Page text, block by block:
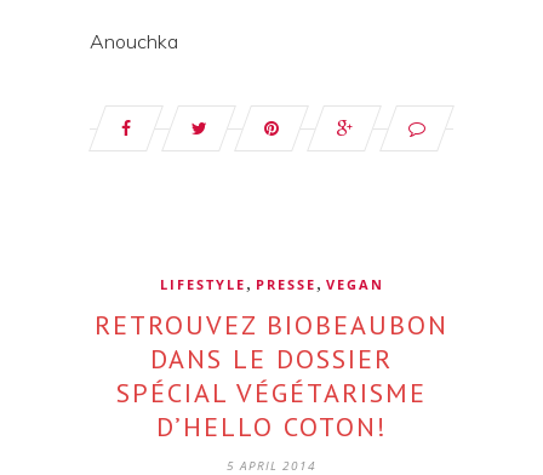
Anouchka
LIFESTYLE , PRESSE , VEGAN
RETROUVEZ BIOBEAUBON
DANS LE DOSSIER
SPÉCIAL VÉGÉTARISME
D’HELLO COTON!
5 APRIL 2014